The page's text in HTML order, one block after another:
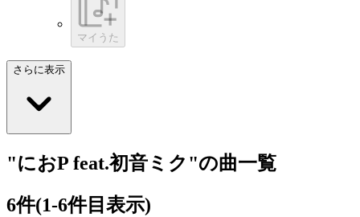
マイうた
さらに表示
"におP feat.初音ミク"の曲一覧
6件(1-6件目表示)